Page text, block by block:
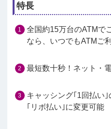
特長
全国約15万台のATMで
なら、いつでもATMご
最短数十秒！ネット・
キャッシング｢1回払い
｢リボ払い｣に変更可能